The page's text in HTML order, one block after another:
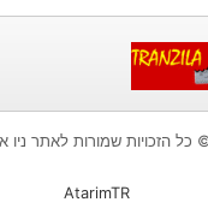
כל הזכויות שמורות לאתר ניו
AtarimTR